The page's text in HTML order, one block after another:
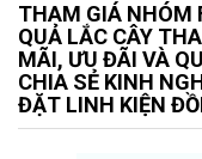
THAM GIÁ NHÓM
QUẢ LẮC CÂY
MÃI, ƯU ĐÃI VÀ
CHIA SẺ KINH
ĐẶT LINH KIỆN